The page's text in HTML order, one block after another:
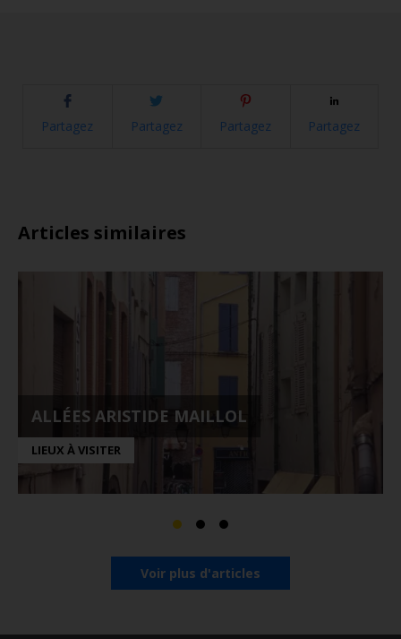
Partagez Partagez Partagez Partagez
Articles similaires
ALLÉES ARISTIDE MAILLOL
LIEUX À VISITER
Voir plus d'articles